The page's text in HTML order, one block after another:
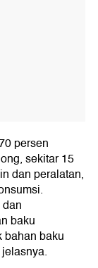
persen
sekitar 15
dan peralatan,
baku
bahan baku